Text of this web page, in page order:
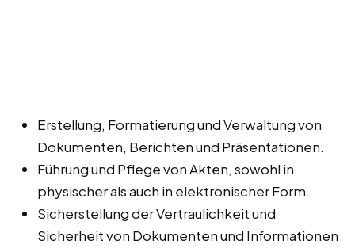
Erstellung, Formatierung und Verwaltung von
Dokumenten, Berichten und Präsentationen.
Führung und Pflege von Akten, sowohl in
physischer als auch in elektronischer Form.
Sicherstellung der Vertraulichkeit und
Sicherheit von Dokumenten und Informationen